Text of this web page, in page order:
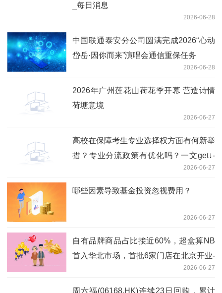
_每日消息
2026-06-28
中国联通泰安分公司圆满完成2026“心动
岱岳·因你而来”演唱会通信重保任务
2026-06-28
2026年广州莲花山荷花季开幕 营造诗情
荷塘意境
2026-06-27
高校在保障考生专业选择权方面有何新举
措？专业分流政策有优化吗？一文get↓-
2026-06-27
哪些因素导致基金投资忽视费用？
2026-06-27
自有品牌商品占比接近60%，超盒算NB
首入华北市场，首批6家门店在北京开业-
2026-06-27
周六福(06168.HK)连续23日回购，累计